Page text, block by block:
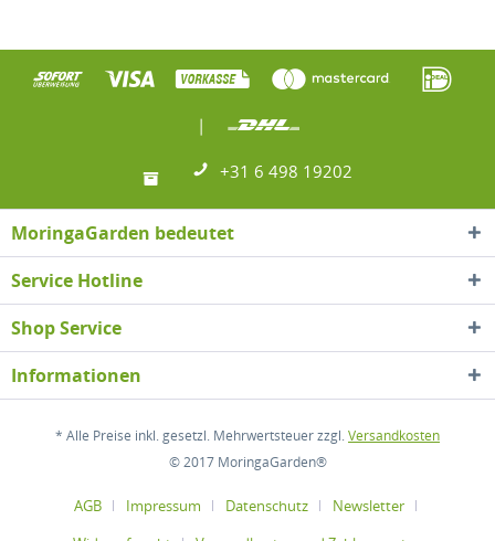
|
+31 6 498 19202
MoringaGarden bedeutet
Service Hotline
Shop Service
Informationen
* Alle Preise inkl. gesetzl. Mehrwertsteuer zzgl.Versandkosten
© 2017 MoringaGarden®
AGB Impressum Datenschutz
Newsletter